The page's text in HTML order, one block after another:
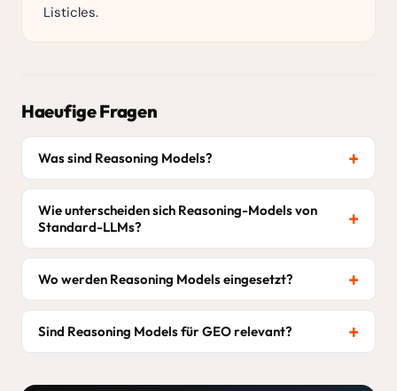
Listicles.
Haeufige Fragen
Was sind Reasoning Models?
Wie unterscheiden sich Reasoning-Models von
Standard-LLMs?
Wo werden Reasoning Models eingesetzt?
Sind Reasoning Models für GEO relevant?